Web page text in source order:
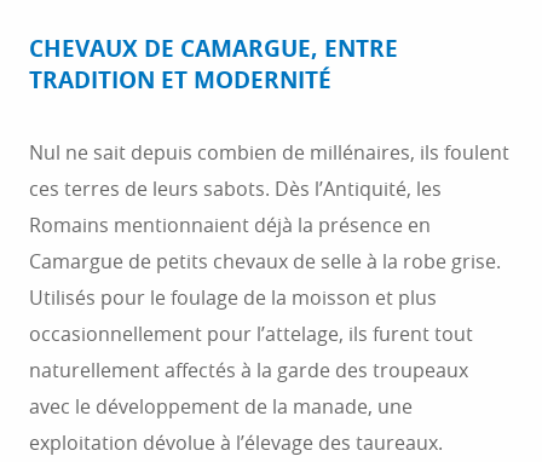
authentique son nom. Le temps d’une balade à
cheval, partez sur les traces des gardians et laissez-
chevauchant à travers les étangs, les marais et les
plages du parc naturel régional de Camargue.
CHEVAUX DE CAMARGUE, ENTRE
TRADITION ET MODERNITÉ
Nul ne sait depuis combien de millénaires, ils foulent
ces terres de leurs sabots. Dès l’Antiquité, les
Romains mentionnaient déjà la présence en
Camargue de petits chevaux de selle à la robe grise.
Utilisés pour le foulage de la moisson et plus
occasionnellement pour l’attelage, ils furent tout
naturellement affectés à la garde des troupeaux
avec le développement de la manade, une
exploitation dévolue à l’élevage des taureaux.